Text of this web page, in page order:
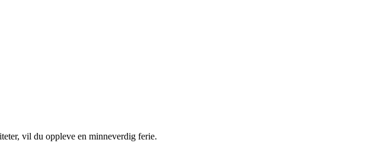
vil du oppleve en minneverdig ferie.